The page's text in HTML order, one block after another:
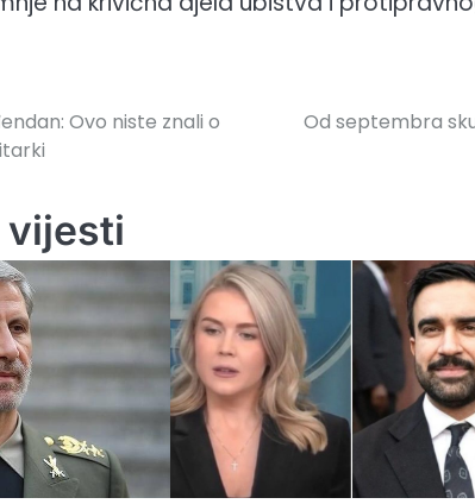
Ovo niste znali o
Od septembra
vijesti